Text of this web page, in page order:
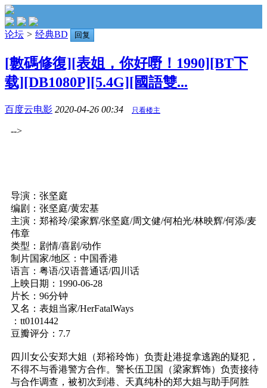
论坛 > 经典BD 回复
[數碼修復][表姐，你好嘢！1990][BT下
载][DB1080P][5.4G][國語雙...
百度云电影 2020-04-26 00:34 只看楼主
-->
导演：张坚庭
编剧：张坚庭/黄宏基
主演：郑裕玲/梁家辉/张坚庭/周文健/何柏光/林映辉/何添/麦
伟章
类型：剧情/喜剧/动作
制片国家/地区：中国香港
语言：粤语/汉语普通话/四川话
上映日期：1990-06-28
片长：96分钟
又名：表姐当家/HerFatalWays
：tt0101442
豆瓣评分：7.7
四川女公安郑大姐（郑裕玲饰）负责赴港捉拿逃跑的疑犯，
不得不与香港警方合作。警长伍卫国（梁家辉饰）负责接待
与合作调查，被初次到港、天真纯朴的郑大姐与助手阿胜